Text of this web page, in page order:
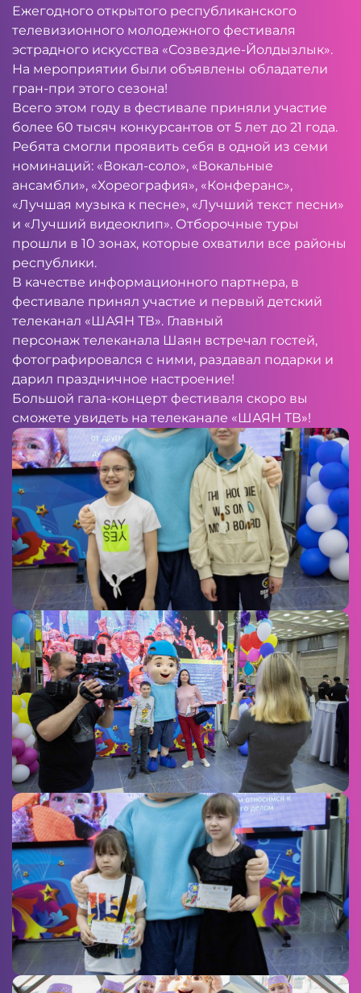
Ежегодного открытого республиканского
телевизионного молодежного фестиваля
эстрадного искусства «Созвездие-Йолдызлык».
На мероприятии были объявлены обладатели
гран-при этого сезона!
Всего этом году в фестивале приняли участие
более 60 тысяч конкурсантов от 5 лет до 21 года.
Ребята смогли проявить себя в одной из семи
номинаций: «Вокал-соло», «Вокальные
ансамбли», «Хореография», «Конферанс»,
«Лучшая музыка к песне», «Лучший текст песни»
и «Лучший видеоклип». Отборочные туры
прошли в 10 зонах, которые охватили все районы
республики.
В качестве информационного партнера, в
фестивале принял участие и первый детский
телеканал «ШАЯН ТВ». Главный
персонаж телеканала Шаян встречал гостей,
фотографировался с ними, раздавал подарки и
дарил праздничное настроение!
Большой гала-концерт фестиваля скоро вы
сможете увидеть на телеканале «ШАЯН ТВ»!